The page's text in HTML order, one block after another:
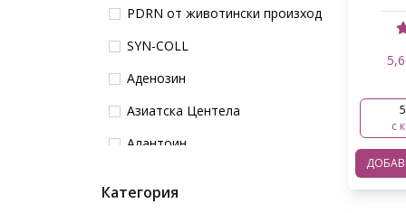
PDRN от животински произход
SYN-COLL
Аденозин
Азиатска Центела
Алантоин
Категория
с